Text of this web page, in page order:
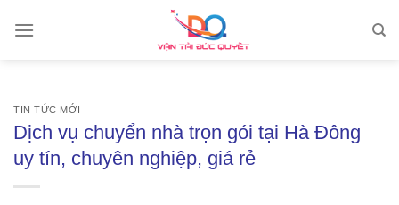
TIN TỨC MỚI
Dịch vụ chuyển nhà trọn gói tại Hà Đông
uy tín, chuyên nghiệp, giá rẻ